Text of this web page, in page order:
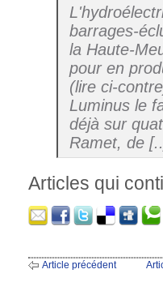
barrages-
la Haute-
pour en
(lire ci-
Luminus le
déjà sur
Ramet, de
Articles qui
Article précédent